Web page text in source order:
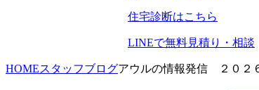
住宅診断はこちら
LINEで無料見積り・相談
HOMEスタッフブログアウルの情報発信 ２０２